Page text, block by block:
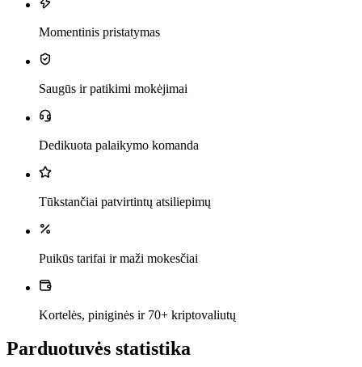
Momentinis pristatymas
Saugūs ir patikimi mokėjimai
Dedikuota palaikymo komanda
Tūkstančiai patvirtintų atsiliepimų
Puikūs tarifai ir maži mokesčiai
Kortelės, piniginės ir 70+ kriptovaliutų
Parduotuvės statistika